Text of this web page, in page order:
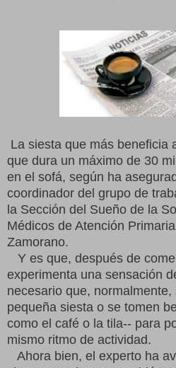
La siesta que más beneficia
que dura un máximo de 30
en el sofá, según ha
coordinador del grupo de
la Sección del Sueño de la
Médicos de Atención
Zamorano.
Y es que, después de
experimenta una sensación
necesario que,
pequeña siesta o se tomen
como el café o la tila-- para
mismo ritmo de actividad.
Ahora bien, el experto ha